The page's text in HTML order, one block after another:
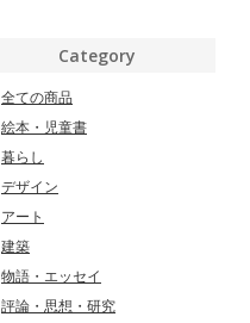
Category
全ての商品
絵本・児童書
暮らし
デザイン
アート
建築
物語・エッセイ
評論・思想・研究